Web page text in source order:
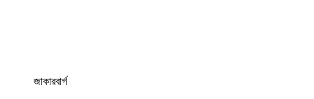
জাকারবার্গ